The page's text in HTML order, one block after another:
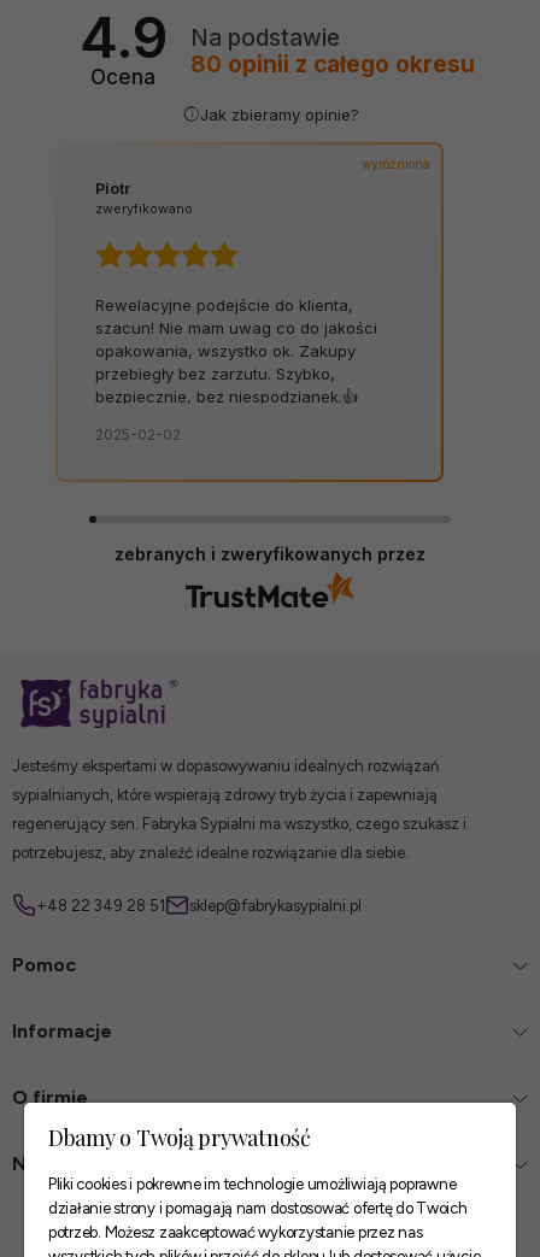
4.9
Ocena
Na podstawie
80 opinii z całego okresu
Jak zbieramy opinie?
wyróżniona
Piotr
zweryfikowano
Rewelacyjne podejście do klienta,
szacun! Nie mam uwag co do jakości
opakowania, wszystko ok. Zakupy
przebiegły bez zarzutu. Szybko,
bezpiecznie, bez niespodzianek.👍️
2025-02-02
zebranych i zweryfikowanych przez
Jesteśmy ekspertami w dopasowywaniu idealnych rozwiązań
sypialnianych, które wspierają zdrowy tryb życia i zapewniają
regenerujący sen. Fabryka Sypialni ma wszystko, czego szukasz i
potrzebujesz, aby znaleźć idealne rozwiązanie dla siebie.
+48 22 349 28 51 sklep@fabrykasypialni.pl
Pomoc
Informacje
O firmie
Nasze sklepy
Zaufane płatności
Dbamy o Twoją prywatność
Pliki cookies i pokrewne im technologie umożliwiają poprawne
działanie strony i pomagają nam dostosować ofertę do Twoich
potrzeb. Możesz zaakceptować wykorzystanie przez nas